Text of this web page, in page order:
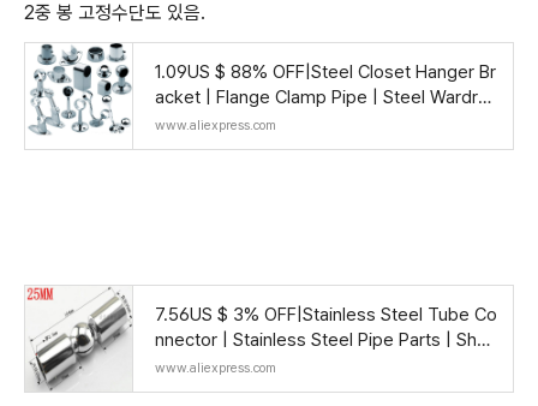
2중 봉 고정수단도 있음.
1.09US $ 88% OFF|Steel Closet Hanger Br
acket | Flange Clamp Pipe | Steel Wardro
be Accessories - 2pcs - Aliexpress
www.aliexpress.com
7.56US $ 3% OFF|Stainless Steel Tube Co
nnector | Stainless Steel Pipe Parts | Sho
wer Room Parts - 2 Pcs - Aliexpress
www.aliexpress.com